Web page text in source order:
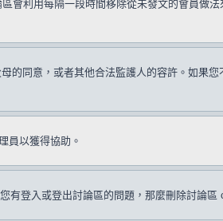
利用每隔一段時間移除從未發文的會員做法
的同意，或者其他合法監護人的容許。如果
員以獲得協助。
有登入或登出討論區的問題，那麼刪除討論區